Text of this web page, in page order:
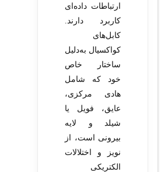
ارتباطات داده‌ای
کاربرد دارند.
کابل‌های
کواکسیال به‌دلیل
ساختار خاص
خود که شامل
هادی مرکزی،
عایق، فویل یا
شیلد و لایه
بیرونی است، از
نویز و اختلالات
الکتریکی